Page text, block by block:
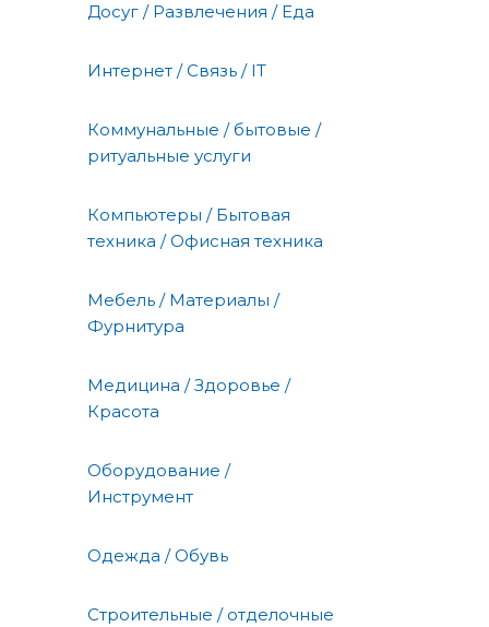
Досуг / Развлечения / Еда
Интернет / Связь / IT
Коммунальные / бытовые /
ритуальные услуги
Компьютеры / Бытовая
техника / Офисная техника
Мебель / Материалы /
Фурнитура
Медицина / Здоровье /
Красота
Оборудование /
Инструмент
Одежда / Обувь
Строительные / отделочные